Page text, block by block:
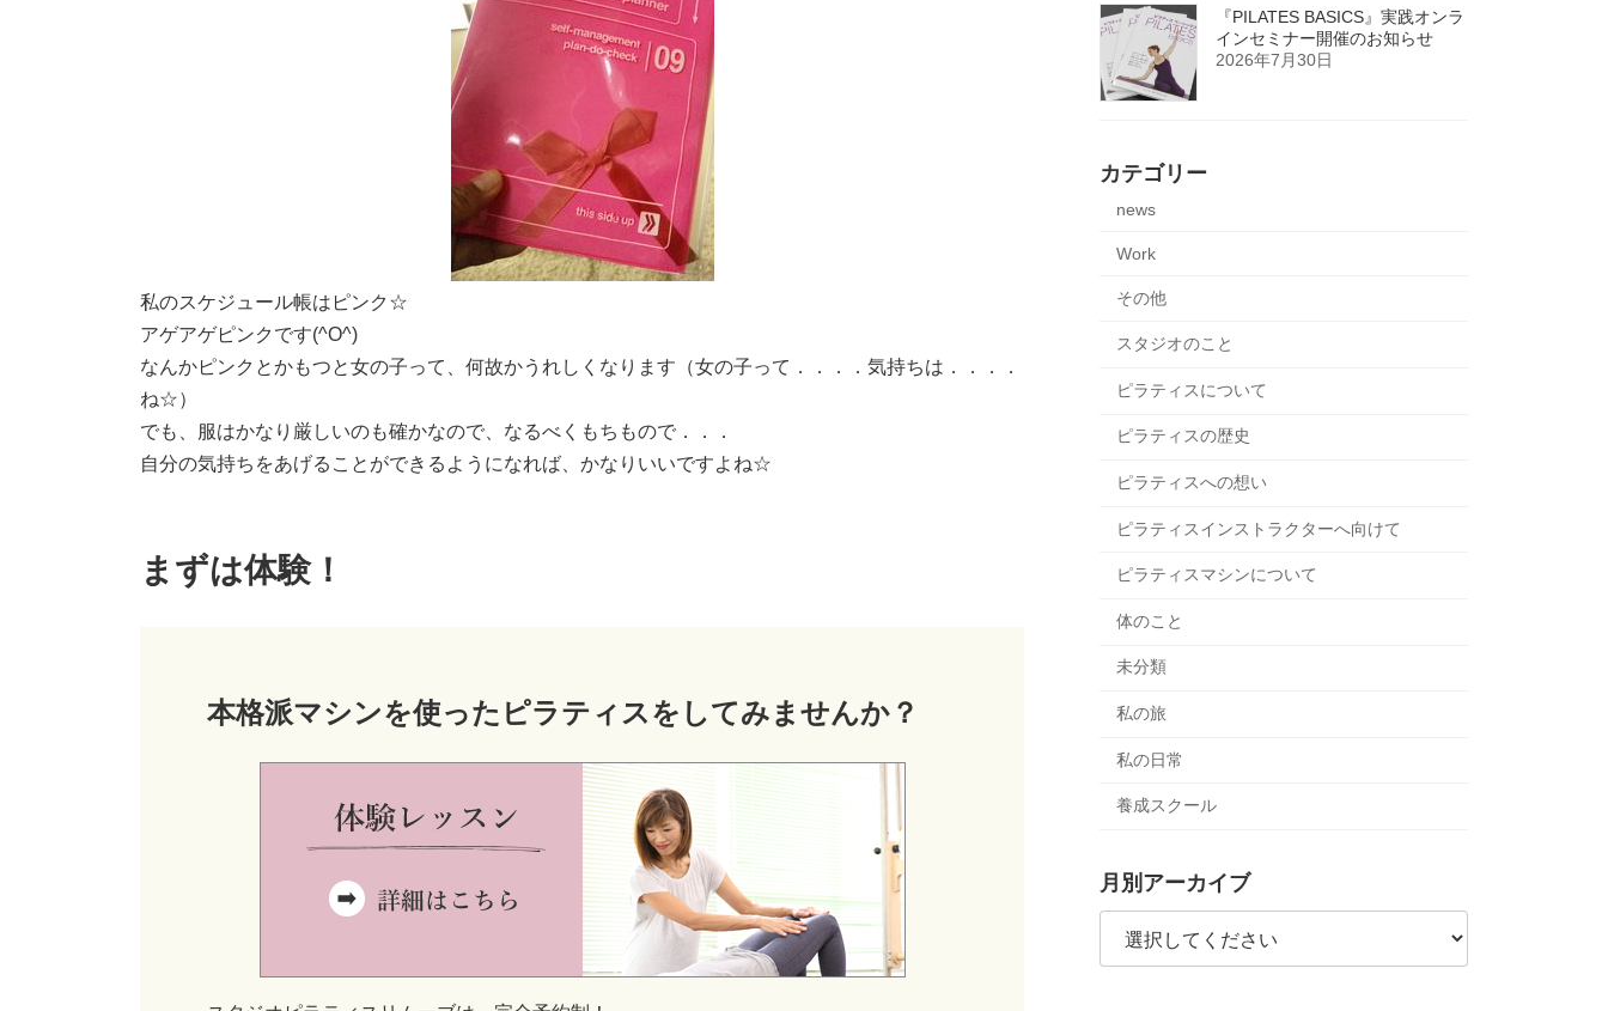
私のスケジュール帳はピンク☆
アゲアゲピンクです(^O^)
なんかピンクとかもつと女の子って、何故かうれしくなります（女の子って．．．．気持ちは．．．．
ね☆）
でも、服はかなり厳しいのも確かなので、なるべくもちもので．．．
自分の気持ちをあげることができるようになれば、かなりいいですよね☆
まずは体験！
本格派マシンを使ったピラティスをしてみませんか？
『PILATES BASICS』実践オンラ
インセミナー開催のお知らせ
2026年7月30日
カテゴリー
news
Work
その他
スタジオのこと
ピラティスについて
ピラティスの歴史
ピラティスへの想い
ピラティスインストラクターへ向けて
ピラティスマシンについて
体のこと
未分類
私の旅
私の日常
養成スクール
月別アーカイブ